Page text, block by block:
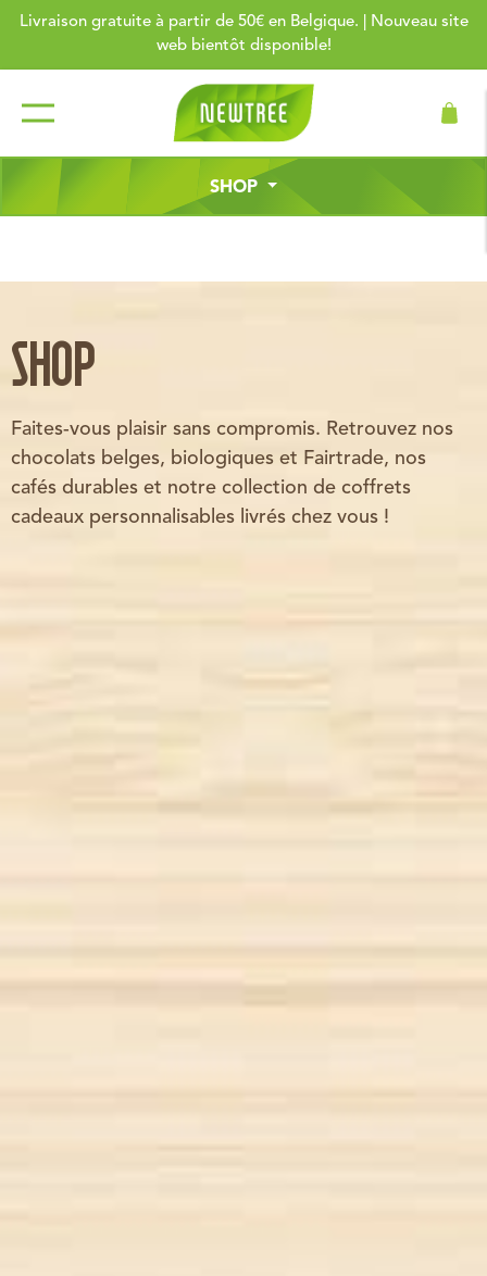
Livraison gratuite à partir de 50€ en Belgique. | Nouveau site
web bientôt disponible!
SHOP
SHOP
Faites-vous plaisir sans compromis. Retrouvez nos
chocolats belges, biologiques et Fairtrade, nos
cafés durables et notre collection de coffrets
cadeaux personnalisables livrés chez vous !